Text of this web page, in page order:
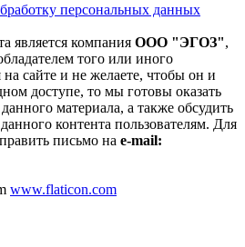
персональных данных
является компания ООО "ЭГОЗ",
того или иного
сайте и не желаете, чтобы он и
доступе, то мы готовы оказать
материала, а также обсудить
контента пользователям. Для
письмо на e-mail:
www.flaticon.com